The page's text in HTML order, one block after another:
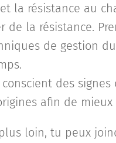
et la résistance au
de la résistance.
de gestion
conscient des
afin de mieux
loin, tu peux